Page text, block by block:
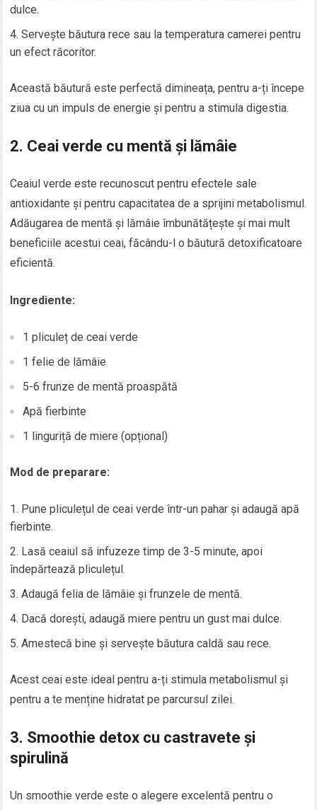
dulce.
Servește băutura rece sau la temperatura camerei pentru
un efect răcoritor.
Această băutură este perfectă dimineața, pentru a-ți începe
ziua cu un impuls de energie și pentru a stimula digestia.
2. Ceai verde cu mentă și lămâie
Ceaiul verde este recunoscut pentru efectele sale
antioxidante și pentru capacitatea de a sprijini metabolismul.
Adăugarea de mentă și lămâie îmbunătățește și mai mult
beneficiile acestui ceai, făcându-l o băutură detoxificatoare
eficientă.
Ingrediente:
1 pliculeț de ceai verde
1 felie de lămâie
5-6 frunze de mentă proaspătă
Apă fierbinte
1 linguriță de miere (opțional)
Mod de preparare:
Pune pliculețul de ceai verde într-un pahar și adaugă apă
fierbinte.
Lasă ceaiul să infuzeze timp de 3-5 minute, apoi
îndepărtează pliculețul.
Adaugă felia de lămâie și frunzele de mentă.
Dacă dorești, adaugă miere pentru un gust mai dulce.
Amestecă bine și servește băutura caldă sau rece.
Acest ceai este ideal pentru a-ți stimula metabolismul și
pentru a te menține hidratat pe parcursul zilei.
3. Smoothie detox cu castravete și
spirulină
Un smoothie verde este o alegere excelentă pentru o